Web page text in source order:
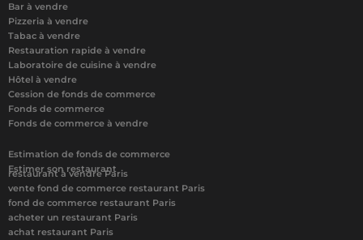
Bar à vendre
Pizzeria à vendre
Tabac à vendre
Restauration rapide à vendre
Laboratoire de cuisine à vendre
Hôtel à vendre
Cession de fonds de commerce
Fonds de commerce
Fonds de commerce à vendre
Estimation de fonds de commerce
Estimer son restaurant
restaurant à vendre Paris
vente fond de commerce restaurant Paris
fond de commerce restaurant Paris
acheter un restaurant Paris
achat restaurant Paris